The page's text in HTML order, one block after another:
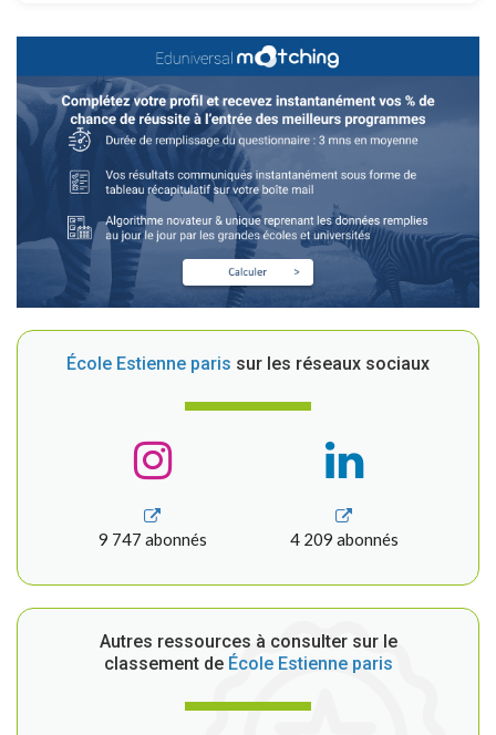
École Estienne paris sur les réseaux sociaux
9 747 abonnés 4 209 abonnés
Autres ressources à consulter sur le
classement deÉcole Estienne paris